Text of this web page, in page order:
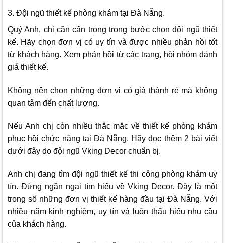
3. Đội ngũ thiết kế phòng khám tại Đà Nẵng.
Quý Anh, chị cần cẩn trọng trong bước chọn đội ngũ thiết
kế. Hãy chọn đơn vị có uy tín và được nhiều phản hồi tốt
từ khách hàng. Xem phản hồi từ các trang, hội nhóm đánh
giá thiết kế.
Không nên chọn những đơn vị có giá thành rẻ mà không
quan tâm đến chất lượng.
Nếu Anh chị còn nhiều thắc mắc về thiết kế phòng khám
phục hồi chức năng tại Đà Nẵng. Hãy đọc thêm 2 bài viết
dưới đây do đội ngũ Vking Decor chuẩn bị.
Anh chị đang tìm đội ngũ thiết kế thi công phòng khám uy
tín. Đừng ngần ngại tìm hiểu vềVking Decor.Đây là một
trong số những đơn vị thiết kế hàng đầu tại Đà Nẵng. Với
nhiều năm kinh nghiệm, uy tín và luôn thấu hiểu nhu cầu
của khách hàng.